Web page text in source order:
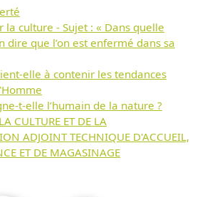
la culture - Sujet : « Dans quelle
dire que l’on est enfermé dans sa
elle à contenir les tendances
t-elle l’humain de la nature ?
CULTURE ET DE LA
ADJOINT TECHNIQUE D'ACCUEIL,
ET DE MAGASINAGE